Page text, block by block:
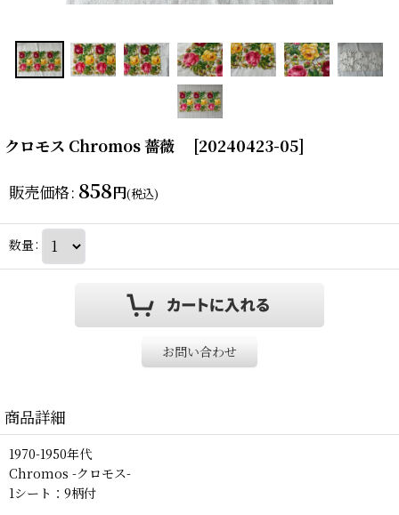
クロモス Chromos 薔薇 [20240423-05]
販売価格: 858円(税込)
数量:
お問い合わせ
商品詳細
1970-1950年代
Chromos -クロモス-
1シート：9柄付